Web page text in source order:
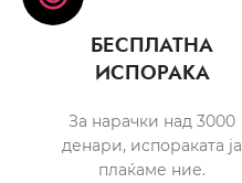
БЕСПЛАТНА
ИСПОРАКА
За нарачки над 3000
денари, испораката ја
плаќаме ние.